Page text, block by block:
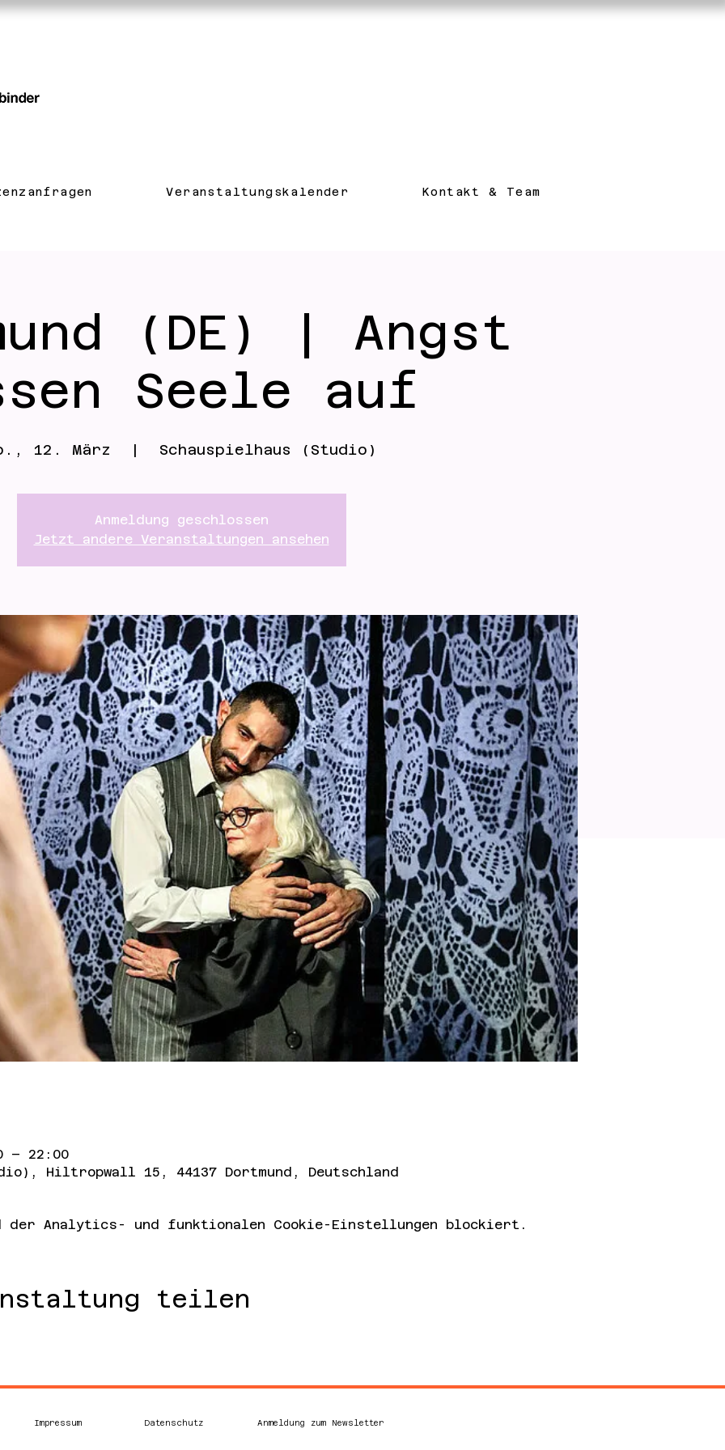
Veranstaltungskalender Kontakt & Team
(DE) | Angst
Seele auf
12. März
  |
Schauspielhaus (Studio)
Anmeldung geschlossen
Jetzt andere Veranstaltungen ansehen
– 22:00
Hiltropwall 15, 44137 Dortmund, Deutschland
der Analytics- und funktionalen Cookie-Einstellungen blockiert.
teilen
Impressum Datenschutz Anmeldung zum Newsletter